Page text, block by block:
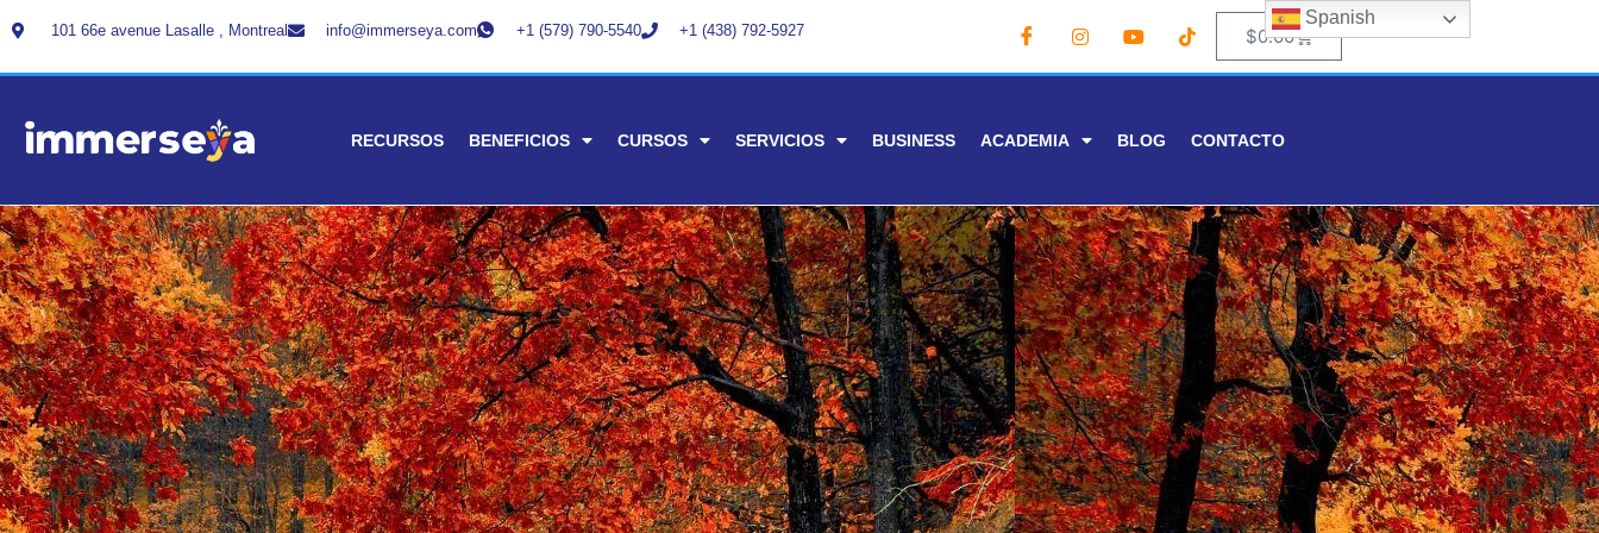
101 66e avenue Lasalle , Montreal info@immerseya.com +1 (579) 790-5540 +1 (438) 792-5927 $0.00 0
RECURSOS BENEFICIOS CURSOS SERVICIOS BUSINESS ACADEMIA BLOG CONTACTO
Spanish